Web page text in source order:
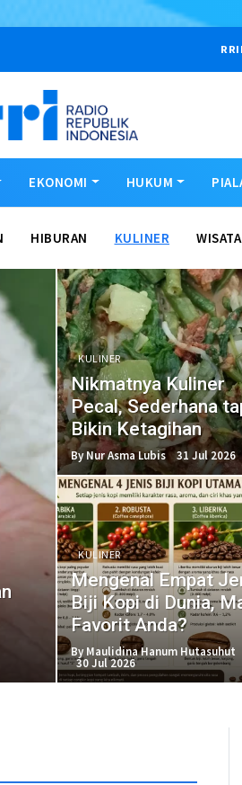
EKONOMI HUKUM
HIBURAN KULINER WISATA
KULINER
Nikmatnya Kuliner
Pecal, Sederhana
Bikin Ketagihan
By Nur Asma Lubis 31 Jul 2026
KULINER
Mengenal Empat
Biji Kopi di Dunia,
Favorit Anda?
By Maulidina Hanum Hutasuhut
30 Jul 2026